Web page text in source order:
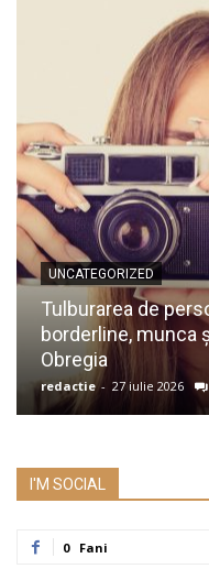
UNCATEGORIZED
Tulburarea de
borderline, munca
Obregia
redactie - 27 iulie 2026
I'M SOCIAL
0 Fani